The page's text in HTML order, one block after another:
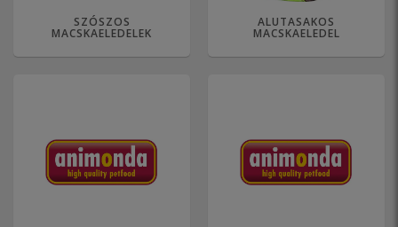
SZÓSZOS
MACSKAELEDELEK
ALUTASAKOS
MACSKAELEDEL